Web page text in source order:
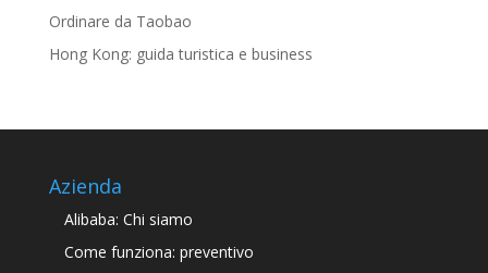
Ordinare da Taobao
Hong Kong: guida turistica e business
Azienda
Alibaba: Chi siamo
Come funziona: preventivo